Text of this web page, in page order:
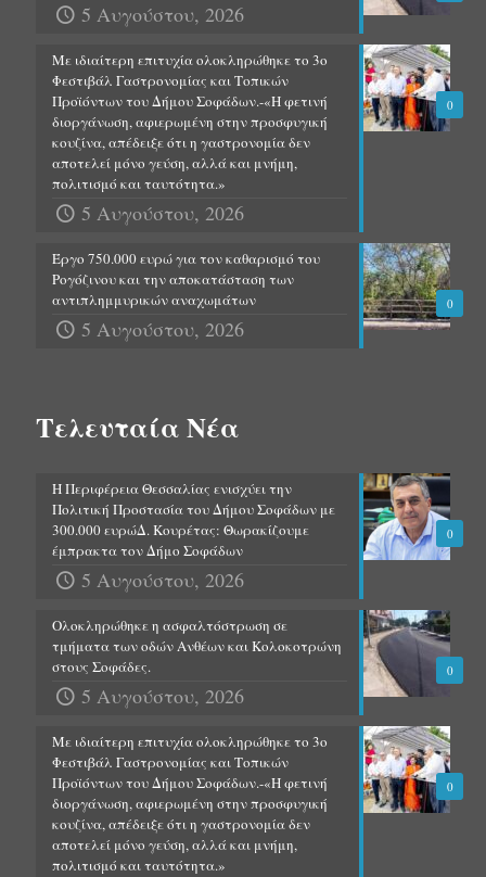
5 Αυγούστου, 2026
0
Με ιδιαίτερη επιτυχία ολοκληρώθηκε το 3ο
Φεστιβάλ Γαστρονομίας και Τοπικών
Προϊόντων του Δήμου Σοφάδων.-«Η φετινή
διοργάνωση, αφιερωμένη στην προσφυγική
κουζίνα, απέδειξε ότι η γαστρονομία δεν
αποτελεί μόνο γεύση, αλλά και μνήμη,
πολιτισμό και ταυτότητα.»
5 Αυγούστου, 2026
0
Έργο 750.000 ευρώ για τον καθαρισμό του
Ρογόζινου και την αποκατάσταση των
αντιπλημμυρικών αναχωμάτων
5 Αυγούστου, 2026
Τελευταία Νέα
0
Η Περιφέρεια Θεσσαλίας ενισχύει την
Πολιτική Προστασία του Δήμου Σοφάδων με
300.000 ευρώΔ. Κουρέτας: Θωρακίζουμε
έμπρακτα τον Δήμο Σοφάδων
5 Αυγούστου, 2026
0
Ολοκληρώθηκε η ασφαλτόστρωση σε
τμήματα των οδών Ανθέων και Κολοκοτρώνη
στους Σοφάδες.
5 Αυγούστου, 2026
0
Με ιδιαίτερη επιτυχία ολοκληρώθηκε το 3ο
Φεστιβάλ Γαστρονομίας και Τοπικών
Προϊόντων του Δήμου Σοφάδων.-«Η φετινή
διοργάνωση, αφιερωμένη στην προσφυγική
κουζίνα, απέδειξε ότι η γαστρονομία δεν
αποτελεί μόνο γεύση, αλλά και μνήμη,
πολιτισμό και ταυτότητα.»